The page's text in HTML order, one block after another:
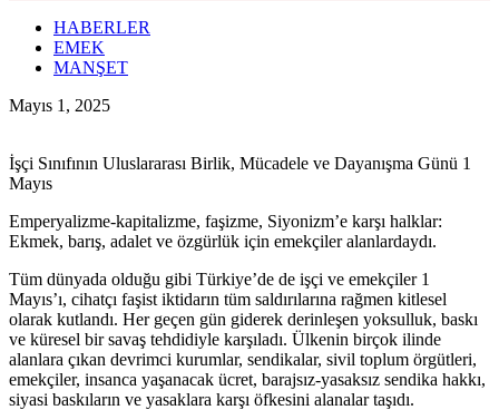
HABERLER
EMEK
MANŞET
Mayıs 1, 2025
İşçi Sınıfının Uluslararası Birlik, Mücadele ve Dayanışma Günü 1
Mayıs
Emperyalizme-kapitalizme, faşizme, Siyonizm’e karşı halklar:
Ekmek, barış, adalet ve özgürlük için emekçiler alanlardaydı.
Tüm dünyada olduğu gibi Türkiye’de de işçi ve emekçiler 1
Mayıs’ı, cihatçı faşist iktidarın tüm saldırılarına rağmen kitlesel
olarak kutlandı. Her geçen gün giderek derinleşen yoksulluk, baskı
ve küresel bir savaş tehdidiyle karşıladı. Ülkenin birçok ilinde
alanlara çıkan devrimci kurumlar, sendikalar, sivil toplum örgütleri,
emekçiler, insanca yaşanacak ücret, barajsız-yasaksız sendika hakkı,
siyasi baskıların ve yasaklara karşı öfkesini alanalar taşıdı.